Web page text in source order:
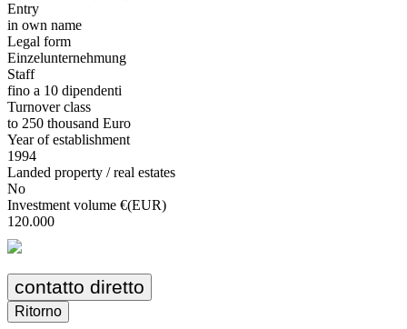
Entry
in own name
Legal form
Einzelunternehmung
Staff
fino a 10 dipendenti
Turnover class
to 250 thousand Euro
Year of establishment
1994
Landed property / real estates
No
Investment volume €(EUR)
120.000
contatto diretto
Ritorno